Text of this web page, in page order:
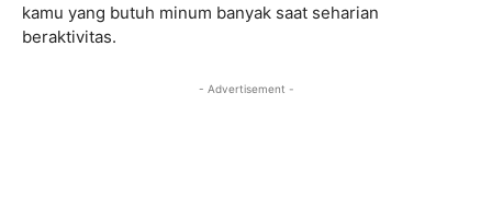
kamu yang butuh minum banyak saat seharian
beraktivitas.
- Advertisement -